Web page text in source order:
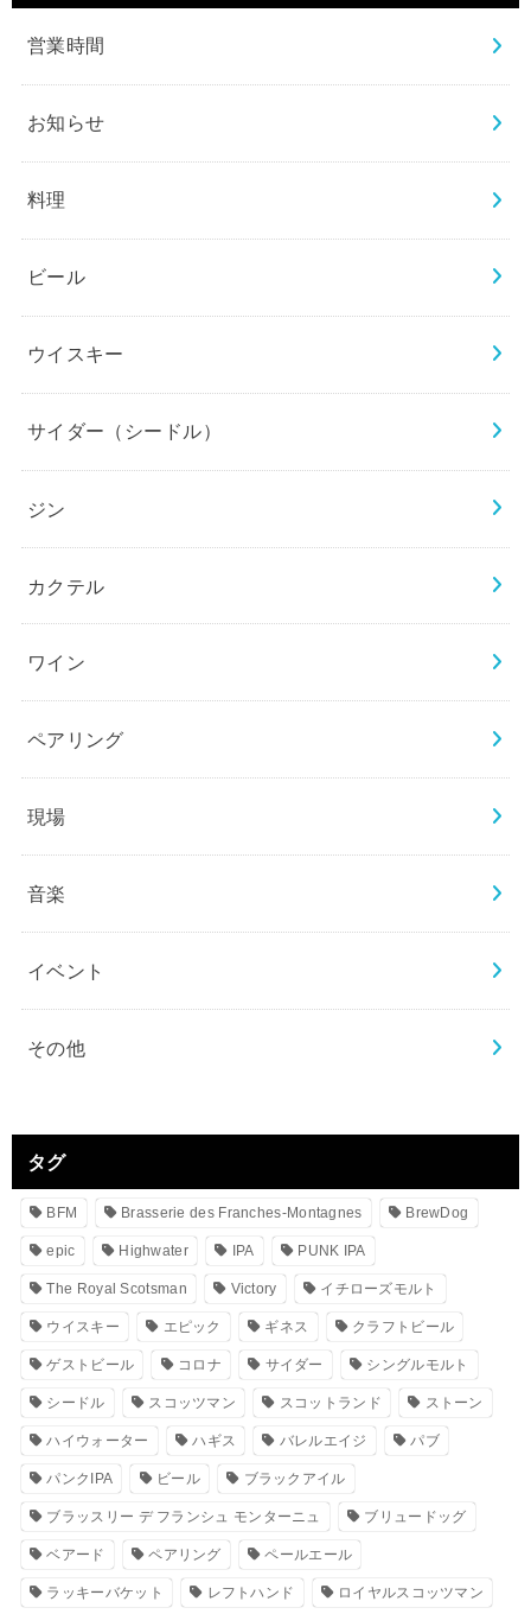
営業時間
お知らせ
料理
ビール
ウイスキー
サイダー（シードル）
ジン
カクテル
ワイン
ペアリング
現場
音楽
イベント
その他
タグ
BFM Brasserie des Franches-Montagnes BrewDog
epic Highwater IPA PUNK IPA
The Royal Scotsman Victory イチローズモルト
ウイスキー エピック ギネス クラフトビール
ゲストビール コロナ サイダー シングルモルト
シードル スコッツマン スコットランド ストーン
ハイウォーター ハギス バレルエイジ パブ
パンクIPA ビール ブラックアイル
ブラッスリー デ フランシュ モンターニュ ブリュードッグ
ベアード ペアリング ペールエール
ラッキーバケット レフトハンド ロイヤルスコッツマン